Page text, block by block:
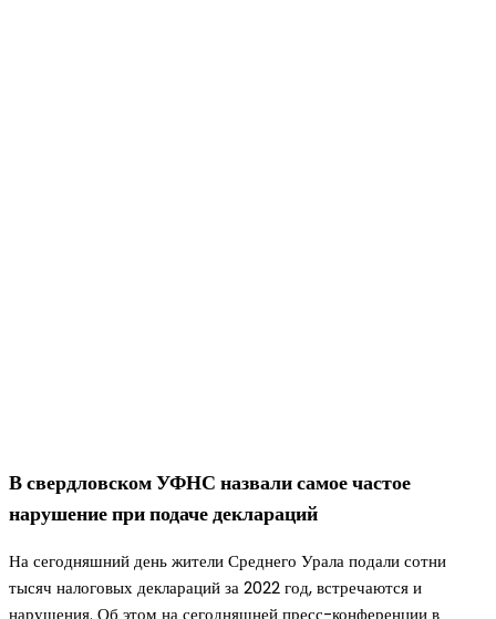
В свердловском УФНС назвали самое частое
нарушение при подаче деклараций
На сегодняшний день жители Среднего Урала подали сотни
тысяч налоговых деклараций за 2022 год, встречаются и
нарушения. Об этом на сегодняшней пресс-конференции в